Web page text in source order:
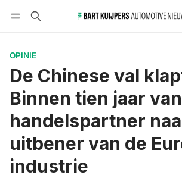
OPINIE
De Chinese val
Binnen tien jaar van
handelspartner
uitbener van de
industrie